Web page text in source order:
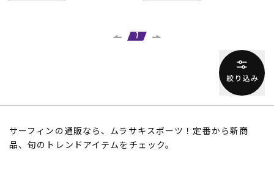
1
サーフィンの通販なら、ムラサキスポーツ！定番から新商
品、旬のトレンドアイテムをチェック。